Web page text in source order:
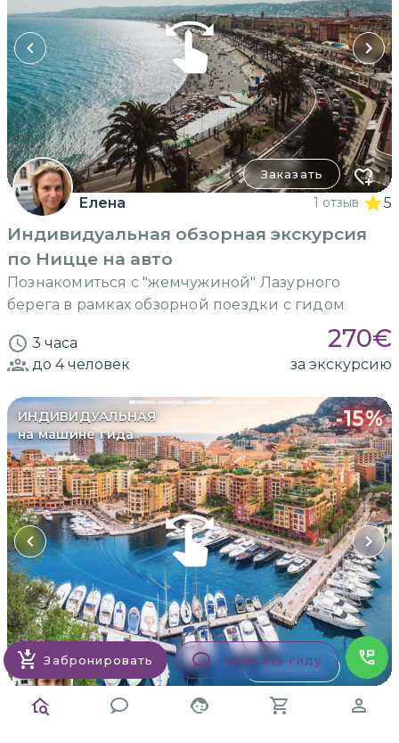
Заказать
Елена 1 отзыв 5
Индивидуальная обзорная экскурсия
по Ницце на авто
Познакомиться с "жемчужиной" Лазурного
берега в рамках обзорной поездки с гидом
3 часа 270€
до 4человек за экскурсию
ИНДИВИДУАЛЬНАЯ
на машине гида
-15%
Заказать
Елена 2 отзыва
Забронировать Написать гиду